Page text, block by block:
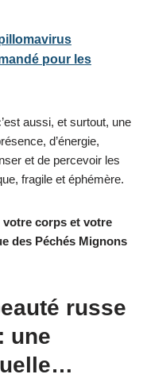
pour les
aussi, et surtout, une
d’énergie,
et de percevoir les
fragile et éphémère.
votre corps et votre
des Péchés Mignons
russe
une